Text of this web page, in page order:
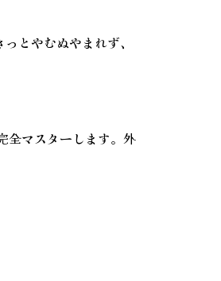
とやむぬやまれず、
全マスターします。外